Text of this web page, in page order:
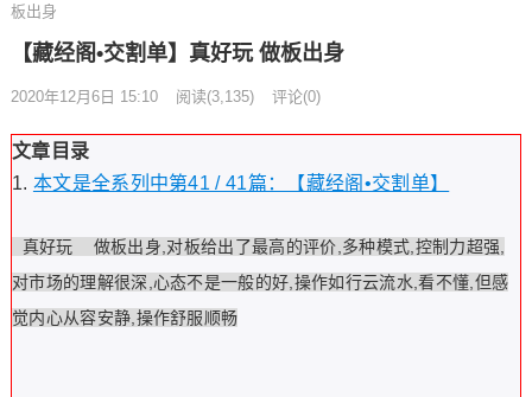
板出身
【藏经阁•交割单】真好玩 做板出身
2020年12月6日 15:10 阅读(3,135) 评论(0)
文章目录
本文是全系列中第41 / 41篇：【藏经阁•交割单】
真好玩 做板出身,对板给出了最高的评价,多种模式,控制力超强,
对市场的理解很深,心态不是一般的好,操作如行云流水,看不懂,但感
觉内心从容安静,操作舒服顺畅